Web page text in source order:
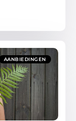
AANBIEDINGEN